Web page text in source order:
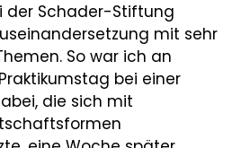
der Schader-Stiftung
mit sehr
So war ich an
bei einer
die sich mit